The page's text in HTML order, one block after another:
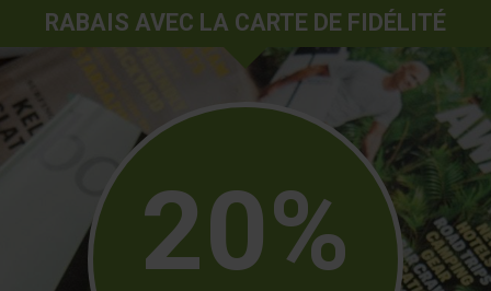
RABAIS AVEC LA CARTE DE FIDÉLITÉ
20%